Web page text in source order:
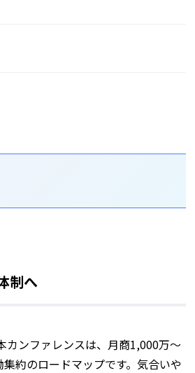
制へ
カンファレンスは、月商1,000万〜
約のロードマップです。気合いや